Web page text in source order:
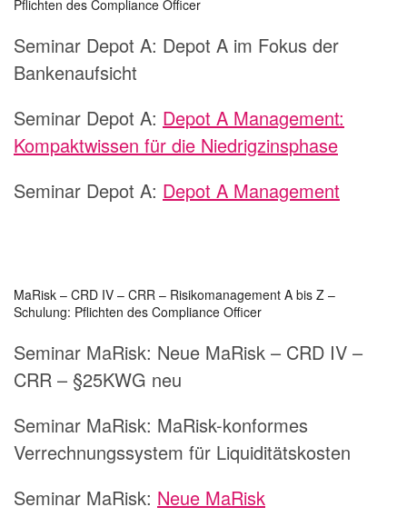
Pflichten des Compliance Officer
Seminar Depot A: Depot A im Fokus der
Bankenaufsicht
Seminar Depot A: Depot A Management:
Kompaktwissen für die Niedrigzinsphase
Seminar Depot A: Depot A Management
MaRisk – CRD IV – CRR – Risikomanagement A bis Z –
Schulung: Pflichten des Compliance Officer
Seminar MaRisk: Neue MaRisk – CRD IV –
CRR – §25KWG neu
Seminar MaRisk: MaRisk-konformes
Verrechnungssystem für Liquiditätskosten
Seminar MaRisk: Neue MaRisk